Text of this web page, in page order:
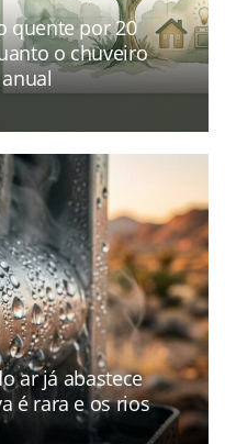
quente por 20
o chuveiro
ar já abastece
é rara e os rios